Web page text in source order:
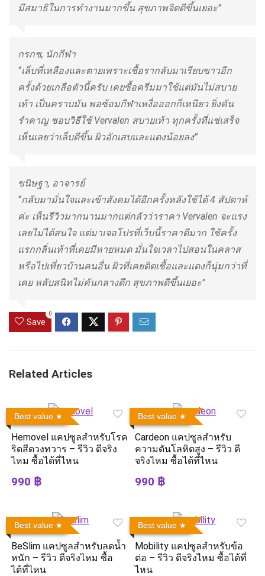
มีสมาธิในการทำงานมากขึ้น สุขภาพจิตดีขึ้นเยอะ”
กรกช, นักกีฬา
“เล็บที่เหลืองและตายเพราะเชื้อรากลับมาเรียบขาวอีก
ครั้งด้วยเกลือตัวนี้ครับ เคยซื้อครีมมาใช้แต่มันไม่สบาย
เท้า เป็นคราบมัน พอซ้อมกีฬาเหงื่อออกก็เหนียว ยิ่งคัน
รำคาญ ชอบวิธีใช้ Vervalen สบายเท้า ทุกครั้งที่แช่เสร็จ
เห็นเลยว่าเล็บดีขึ้น ผิวอักเสบและแดงน้อยลง”
ขนิษฐา, อาจารย์
“กลับมามั่นใจและเข้าสังคมได้อีกครั้งหลังใช้ได้ 4 สัปดาห์
ค่ะ เห็นรีวิวมากนานมากแต่กลัวว่าราคา Vervalen จะแรง
เลยไม่ได้สนใจ แต่มาเจอโปรที่เว็บนี้ราคาดีมาก ใช้ครั้ง
แรกกลิ่นเท้าที่เคยมีหายหมด มั่นใจเวลาไปสอนในคลาส
หรือไปเที่ยวบ้านคนอื่น ผิวที่เคยติดเชื้อและแดงก็นุ่มกว่าที่
เคย หลับสนิทไม่คันกลางดึก สุขภาพดีขึ้นเยอะ”
Save
0
Related Articles
Best value
Hemovel แคปซูลสำหรับโรค
ริดสีดวงทวาร – รีวิว ดีจริง
ไหม ซื้อได้ที่ไหน
990 ฿
Best value
Cardeon แคปซูลสำหรับ
ความดันโลหิตสูง – รีวิว ดี
จริงไหม ซื้อได้ที่ไหน
990 ฿
Best value
BeSlim แคปซูลสำหรับลดน้ำ
หนัก – รีวิว ดีจริงไหม ซื้อ
ได้ที่ไหน
Best value
Mobility แคปซูลสำหรับข้อ
ต่อ – รีวิว ดีจริงไหม ซื้อได้ที่
ไหน